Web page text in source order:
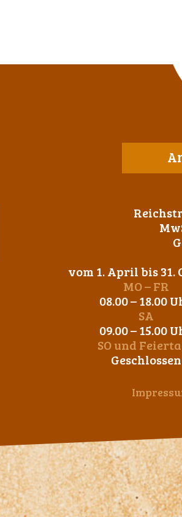
vom 1. April bis 31.
MO – FR
08.00 – 18.00
SA
09.00 – 15.00
SO und
Geschlossen